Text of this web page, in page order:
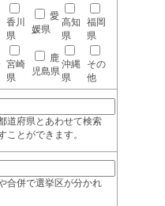
香川
県
愛
媛県
高知
県
福岡
県
宮崎
県
鹿
児島県
沖縄
県
その
他
道府県とあわせて検索
ことができます。
合併で選挙区が分かれ